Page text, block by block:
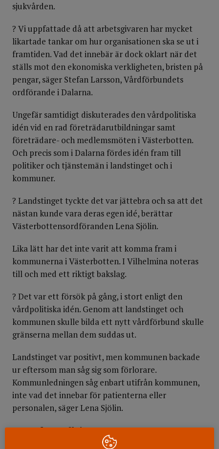
sjukvården.
? Vi uppfattade då att arbetsgivaren har mycket
likartade tankar om hur organisationen ska se ut i
framtiden. Vad det innebär är dock oklart när det
ställs mot den ekonomiska verkligheten, bristen på
pengar, säger Stefan Larsson, Vårdförbundets
ordförande i Dalarna.
Ungefär samtidigt diskuterades den vårdpolitiska
idén vid en rad företrädarutbildningar samt
företrädare- och medlemsmöten i Västerbotten.
Och precis som i Dalarna fördes idén fram till
politiker och tjänstemän i landstinget och i
kommuner.
? Landstinget tyckte det var jättebra och sa att det
nästan kunde vara deras egen idé, berättar
Västerbottensordföranden Lena Sjölin.
Lika lätt har det inte varit att komma fram i
kommunerna i Västerbotten. I Vilhelmina noteras
till och med ett riktigt bakslag.
? Det var ett försök på gång, i stort enligt den
vårdpolitiska idén. Genom att landstinget och
kommunen skulle bilda ett nytt vårdförbund skulle
gränserna mellan dem suddas ut.
Landstinget var positivt, men kommunen backade
ur eftersom man såg sig som förlorare.
Kommunledningen såg enbart utifrån kommunen,
inte vad det innebar för patienterna eller
personalen, säger Lena Sjölin.
Teaterföreställning
Dalarna och Västerbotten är två exempel på hur